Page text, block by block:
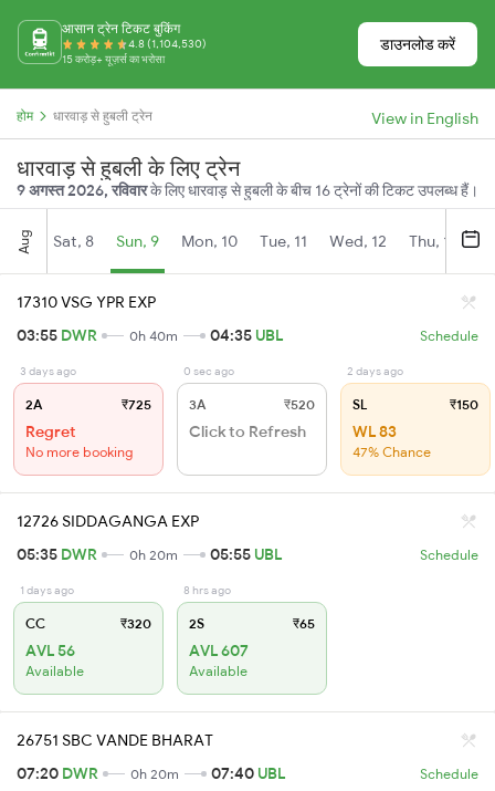
आसान ट्रेन टिकट बुकिंग
4.8 (1,104,530)
15 करोड़+ यूज़र्स का भरोसा
डाउनलोड करें
होम धारवाड़ से हुबली ट्रेन View in English
धारवाड़ से हुबली के लिए ट्रेन
9 अगस्त 2026, रविवारके लिए धारवाड़ से हुबली के बीच 16 ट्रेनों की टिकट उपलब्ध हैं।
Aug Sat, 8 Sun, 9 Mon, 10 Tue, 11 Wed, 12 Thu, 13
17310 VSG YPR EXP
03:55 DWR 0h 40m 04:35 UBL Schedule
3 days ago
2A ₹725
Regret
No more booking
0 sec ago
3A ₹520
Click to Refresh
2 days ago
SL ₹150
WL 83
47% Chance
12726 SIDDAGANGA EXP
05:35 DWR 0h 20m 05:55 UBL Schedule
1 days ago
CC ₹320
AVL 56
Available
8 hrs ago
2S ₹65
AVL 607
Available
26751 SBC VANDE BHARAT
07:20 DWR 0h 20m 07:40 UBL Schedule